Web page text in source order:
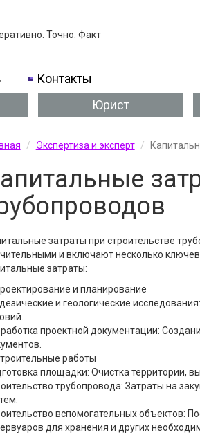
Точно. Факт
Контакты
Юрист
Экспертиза и эксперт
затраты при строительстве
и включают несколько
затраты:
и планирование
и геологические
проектной документации:
работы
площадки: Очистка территории,
трубопровода: Затраты на
вспомогательных объектов:
для хранения и других